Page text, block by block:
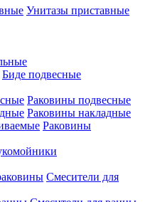
Унитазы приставные
Биде подвесные
Раковины подвесные
Раковины накладные
Раковины
Смесители для